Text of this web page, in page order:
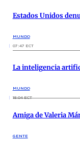
Estados Unidos
MUNDO
07:47 ECT
La inteligencia
MUNDO
18:04 ECT
Amiga de Valeria
GENTE